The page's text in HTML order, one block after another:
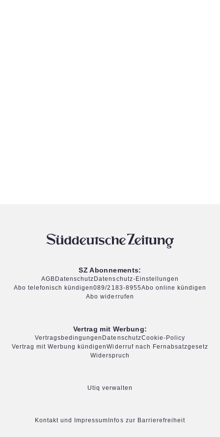
SZ Abonnements:
AGB Datenschutz Datenschutz-Einstellungen
Abo telefonisch kündigen089/2183-8955Abo online kündigen
Abo widerrufen
Vertrag mit Werbung:
Vertragsbedingungen DatenschutzCookie-Policy
Vertrag mit Werbung kündigenWiderruf nach Fernabsatzgesetz
Widerspruch
Utiq verwalten
Kontakt und Impressum Infos zur Barrierefreiheit